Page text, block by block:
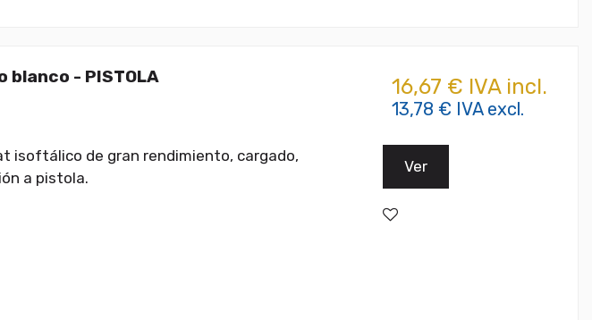
- PISTOLA
isoftálico de gran rendimiento, cargado,
a pistola.
16,67 € IVA incl.
13,78 € IVA excl.
Ver